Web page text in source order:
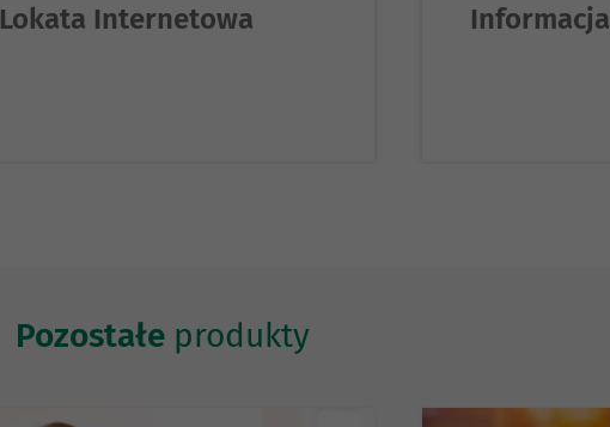
Lokata Internetowa Informacja
Pozostałe produkty